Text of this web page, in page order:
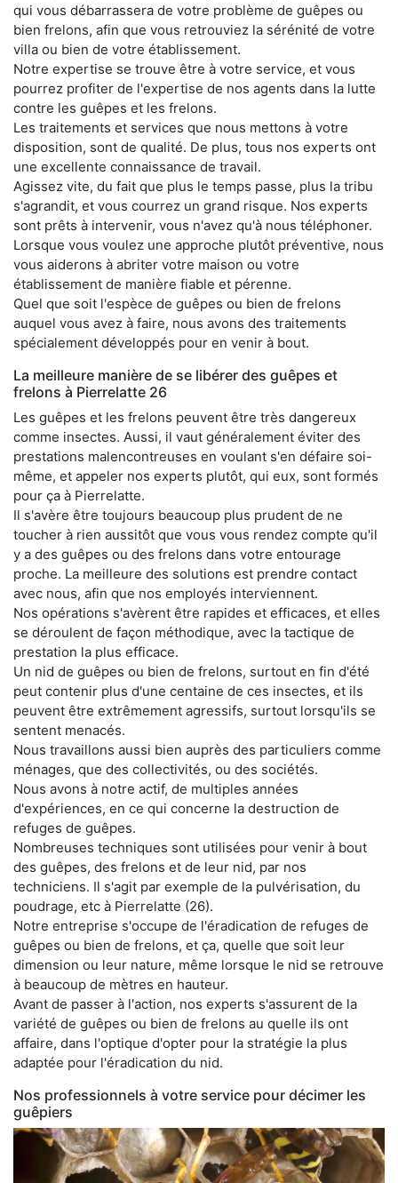
qui vous débarrassera de votre problème de guêpes ou
bien frelons, afin que vous retrouviez la sérénité de votre
villa ou bien de votre établissement.
Notre expertise se trouve être à votre service, et vous
pourrez profiter de l'expertise de nos agents dans la lutte
contre les guêpes et les frelons.
Les traitements et services que nous mettons à votre
disposition, sont de qualité. De plus, tous nos experts ont
une excellente connaissance de travail.
Agissez vite, du fait que plus le temps passe, plus la tribu
s'agrandit, et vous courrez un grand risque. Nos experts
sont prêts à intervenir, vous n'avez qu'à nous téléphoner.
Lorsque vous voulez une approche plutôt préventive, nous
vous aiderons à abriter votre maison ou votre
établissement de manière fiable et pérenne.
Quel que soit l'espèce de guêpes ou bien de frelons
auquel vous avez à faire, nous avons des traitements
spécialement développés pour en venir à bout.
La meilleure manière de se libérer des guêpes et
frelons à Pierrelatte 26
Les guêpes et les frelons peuvent être très dangereux
comme insectes. Aussi, il vaut généralement éviter des
prestations malencontreuses en voulant s'en défaire soi-
même, et appeler nos experts plutôt, qui eux, sont formés
pour ça à Pierrelatte.
Il s'avère être toujours beaucoup plus prudent de ne
toucher à rien aussitôt que vous vous rendez compte qu'il
y a des guêpes ou des frelons dans votre entourage
proche. La meilleure des solutions est prendre contact
avec nous, afin que nos employés interviennent.
Nos opérations s'avèrent être rapides et efficaces, et elles
se déroulent de façon méthodique, avec la tactique de
prestation la plus efficace.
Un nid de guêpes ou bien de frelons, surtout en fin d'été
peut contenir plus d'une centaine de ces insectes, et ils
peuvent être extrêmement agressifs, surtout lorsqu'ils se
sentent menacés.
Nous travaillons aussi bien auprès des particuliers comme
ménages, que des collectivités, ou des sociétés.
Nous avons à notre actif, de multiples années
d'expériences, en ce qui concerne la destruction de
refuges de guêpes.
Nombreuses techniques sont utilisées pour venir à bout
des guêpes, des frelons et de leur nid, par nos
techniciens. Il s'agit par exemple de la pulvérisation, du
poudrage, etc à Pierrelatte (26).
Notre entreprise s'occupe de l'éradication de refuges de
guêpes ou bien de frelons, et ça, quelle que soit leur
dimension ou leur nature, même lorsque le nid se retrouve
à beaucoup de mètres en hauteur.
Avant de passer à l'action, nos experts s'assurent de la
variété de guêpes ou bien de frelons au quelle ils ont
affaire, dans l'optique d'opter pour la stratégie la plus
adaptée pour l'éradication du nid.
Nos professionnels à votre service pour décimer les
guêpiers